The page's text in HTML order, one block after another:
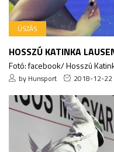
ÚSZÁS
HOSSZÚ KATINKA
Fotó: facebook/ Hosszú
by Hunsport 2018-12-22